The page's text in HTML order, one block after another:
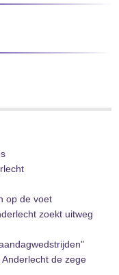
op de voet
zoekt uitweg
de zege